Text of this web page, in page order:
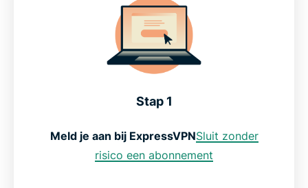
Stap 1
Meld je aan bij ExpressVPNSluit zonder
risico een abonnement